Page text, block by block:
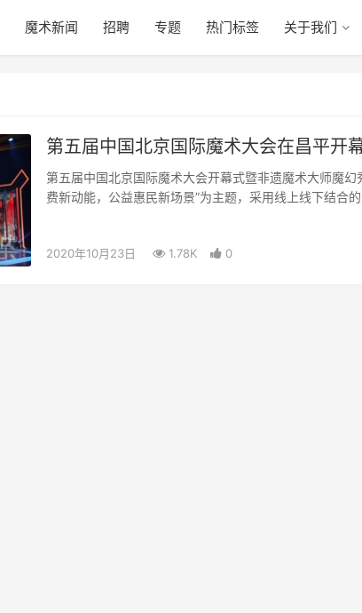
魔术新闻 招聘 专题 热门标签 关于我们
第五届中国北京国际魔术大会在昌平开
第五届中国北京国际魔术大会开幕式暨非遗魔术大师魔幻
费新动能，公益惠民新场景”为主题，采用线上线下结合
2020年10月23日 1.78K 0